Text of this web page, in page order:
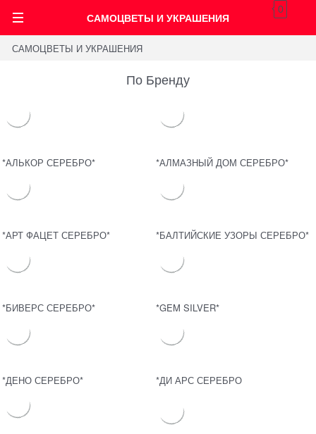
САМОЦВЕТЫ И УКРАШЕНИЯ
0
САМОЦВЕТЫ И УКРАШЕНИЯ
По Бренду
*АЛЬКОР СЕРЕБРО* *АЛМАЗНЫЙ ДОМ СЕРЕБРО*
*АРТ ФАЦЕТ СЕРЕБРО* *БАЛТИЙСКИЕ УЗОРЫ СЕРЕБРО*
*БИВЕРС СЕРЕБРО* *GEM SILVER*
*ДЕНО СЕРЕБРО* *ДИ АРС СЕРЕБРО